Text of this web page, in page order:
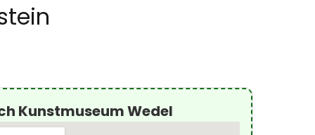
Kunstmuseum Wedel